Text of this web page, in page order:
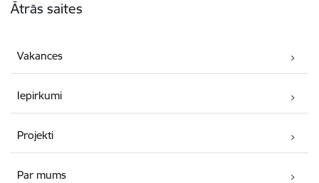
Ātrās saites
Vakances
Iepirkumi
Projekti
Par mums